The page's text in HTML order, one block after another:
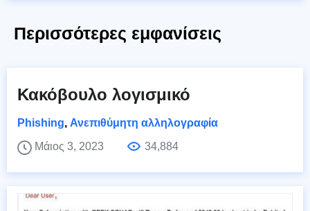
Περισσότερες εμφανίσεις
Κακόβουλο λογισμικό
Phishing, Ανεπιθύμητη αλληλογραφία
Μάιος 3, 2023
34,884